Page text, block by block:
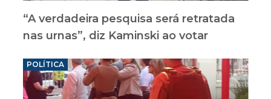
“A verdadeira pesquisa será retratada
nas urnas”, diz Kaminski ao votar
POLÍTICA